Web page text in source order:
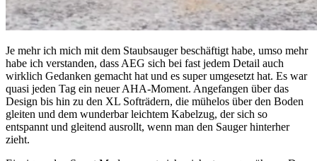
Je mehr ich mich mit dem Staubsauger beschäftigt habe, umso mehr
habe ich verstanden, dass AEG sich bei fast jedem Detail auch
wirklich Gedanken gemacht hat und es super umgesetzt hat. Es war
quasi jeden Tag ein neuer AHA-Moment. Angefangen über das
Design bis hin zu den XL Softrädern, die mühelos über den Boden
gleiten und dem wunderbar leichtem Kabelzug, der sich so
entspannt und gleitend ausrollt, wenn man den Sauger hinterher
zieht.